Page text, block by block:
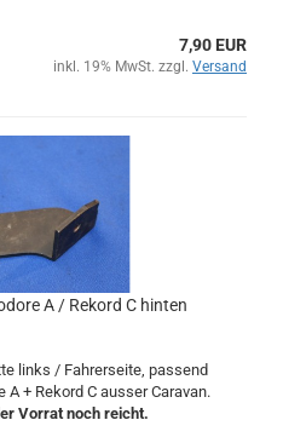
7,90 EUR
inkl. 19% MwSt. zzgl. Versand
A / Rekord C hinten
links / Fahrerseite, passend
A + Rekord C ausser Caravan.
Vorrat noch reicht.